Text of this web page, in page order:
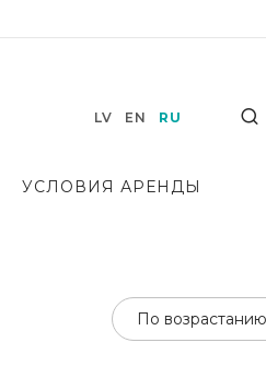
УСЛОВИЯ АРЕНДЫ
LV EN RU